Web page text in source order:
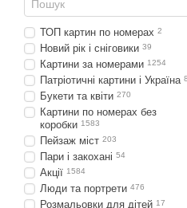
ТОП картин по номерах 2
Новий рік і сніговики 39
Картини за номерами 1254
Патріотичні картини і Україна
Букети та квіти 270
Картини по номерах без
коробки 1583
Пейзаж міст 203
Пари і закохані 54
Акції 1584
Люди та портрети 476
Розмальовки для дітей 17